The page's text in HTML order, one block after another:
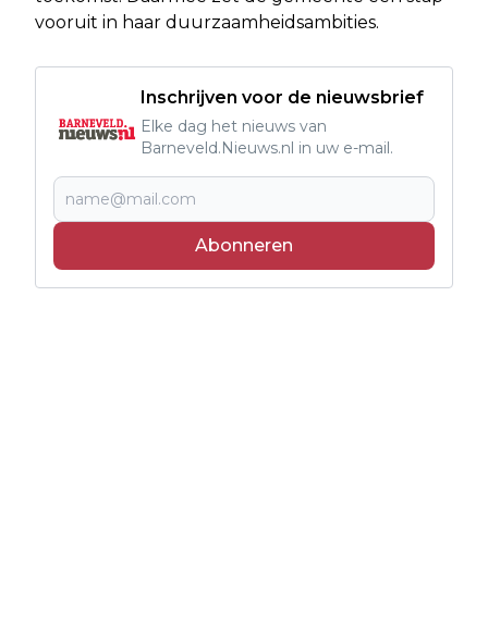
vooruit in haar duurzaamheidsambities.
Inschrijven voor de nieuwsbrief
Elke dag het nieuws van
Barneveld.Nieuws.nl in uw e-mail.
Abonneren